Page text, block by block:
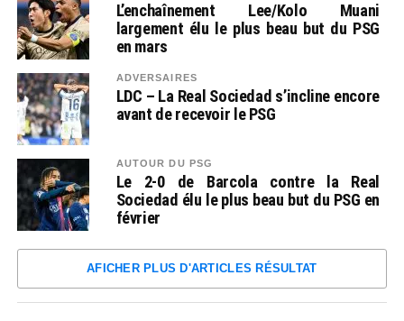
L’enchaînement Lee/Kolo Muani
largement élu le plus beau but du PSG
en mars
ADVERSAIRES
LDC – La Real Sociedad s’incline encore
avant de recevoir le PSG
AUTOUR DU PSG
Le 2-0 de Barcola contre la Real
Sociedad élu le plus beau but du PSG en
février
AFICHER PLUS D'ARTICLES RÉSULTAT